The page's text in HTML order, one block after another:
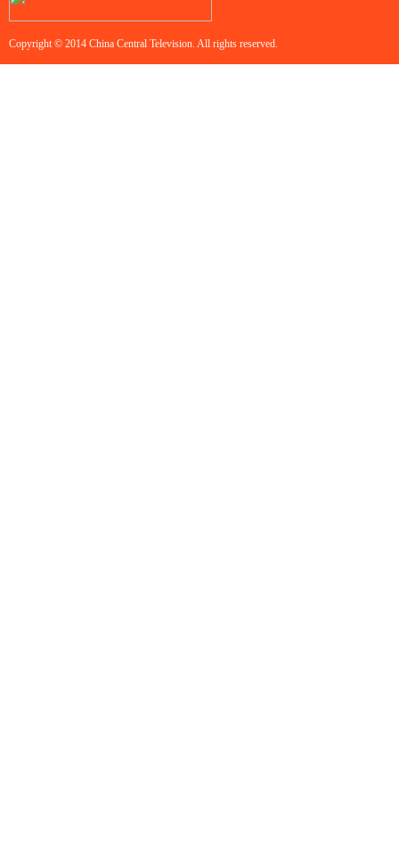
Copyright © 2014 China Central Television. All rights reserved.